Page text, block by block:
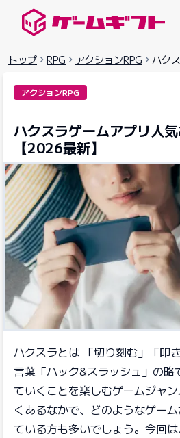
トップ RPG アクションRPG ハク
アクションRPG
ハクスラゲームアプリ人
【2026最新】
ハクスラとは 「切り刻む」「叩
言葉「ハック&スラッシュ」の略
ていくことを楽しむゲームジャ
くあるなかで、どのようなゲー
ている方も多いでしょう。今回